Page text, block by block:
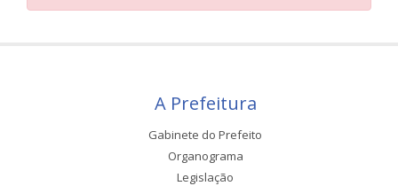
A Prefeitura
Gabinete do Prefeito
Organograma
Legislação